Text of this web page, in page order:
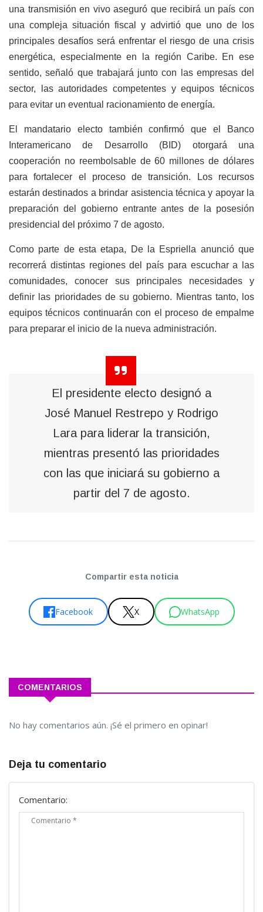
una transmisión en vivo aseguró que recibirá un país con
una compleja situación fiscal y advirtió que uno de los
principales desafíos será enfrentar el riesgo de una crisis
energética, especialmente en la región Caribe. En ese
sentido, señaló que trabajará junto con las empresas del
sector, las autoridades competentes y equipos técnicos
para evitar un eventual racionamiento de energía.
El mandatario electo también confirmó que el Banco
Interamericano de Desarrollo (BID) otorgará una
cooperación no reembolsable de 60 millones de dólares
para fortalecer el proceso de transición. Los recursos
estarán destinados a brindar asistencia técnica y apoyar la
preparación del gobierno entrante antes de la posesión
presidencial del próximo 7 de agosto.
Como parte de esta etapa, De la Espriella anunció que
recorrerá distintas regiones del país para escuchar a las
comunidades, conocer sus principales necesidades y
definir las prioridades de su gobierno. Mientras tanto, los
equipos técnicos continuarán con el proceso de empalme
para preparar el inicio de la nueva administración.
El presidente electo designó a
José Manuel Restrepo y Rodrigo
Lara para liderar la transición,
mientras presentó las prioridades
con las que iniciará su gobierno a
partir del 7 de agosto.
Compartir esta noticia
Facebook X WhatsApp
COMENTARIOS
No hay comentarios aún. ¡Sé el primero en opinar!
Deja tu comentario
Comentario: